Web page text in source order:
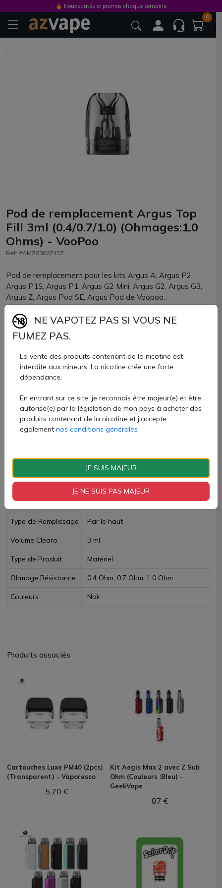
0
Pod de remplacement Argus Top
Fill 3ml (0.4/0.7/1.0) (Ohmages:1.0
Ohms) - VooPoo
Ref: #AMZ00007437
Pod de remplacement pour les kits Argus A, Argus P2
Argus P1S, Argus P1, Argus G2 Mini, Argus G2, Argus G3,
Argus Z, Argus Pod SE, Argus Pod de Voopoo.
D'une capacité de 3ml, il intègre une résistance en 0.4,
0.7 ou en 1.0ohm et se remplit par le haut.
Quantité
AJOUTER À MON PANIER
Paiement 100% sécurisé
Fiche technique
TPD Belge Oui
Type de Remplissage Par le haut
Volume Clearo 3 ml
Type de Produit Matériel
Ohmage Résistance 0.4 Ohm, 0.7 Ohm, 1.0 Ohm
Couleurs Noir
Produits associés
Cartouches Luxe PM40 (2pcs)
(Transparent) - Vaporesso
5,70 €
Kit Aegis Max 2 avec Z Sub
Ohm (Couleurs :Bleu) -
GeekVape
87 €
🔥 Nouveautés et promos chaque semaine
NE VAPOTEZ PAS SI VOUS NE
FUMEZ PAS.
La vente des produits contenant de la nicotine est
interdite aux mineurs. La nicotine crée une forte
dépendance.
En entrant sur ce site, je reconnais être majeur(e) et être
autorisé(e) par la législation de mon pays à acheter des
produits contenant de la nicotine et j'accepte
également nos conditions générales
JE SUIS MAJEUR
JE NE SUIS PAS MAJEUR